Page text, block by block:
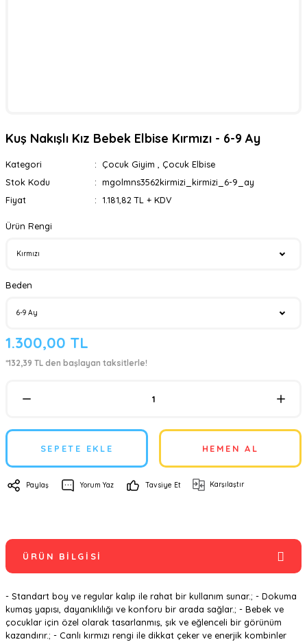
Kuş Nakışlı Kız Bebek Elbise Kırmızı - 6-9 Ay
Kategori Çocuk Giyim
Çocuk Elbise
Stok Kodu
mgolmns3562kirmizi_kirmizi_6-9_ay
Fiyat
1.181,82 TL + KDV
Ürün Rengi
Beden
1.300,00 TL
*132,39 TL den başlayan taksitlerle!
SEPETE EKLE HEMEN AL
Paylaş Yorum Yaz Tavsiye Et Karşılaştır
ÜRÜN BILGISI
- Standart boy ve regular kalıp ile rahat bir kullanım sunar.; - Dokuma
kumaş yapısı, dayanıklılığı ve konforu bir arada sağlar.; - Bebek ve
çocuklar için özel olarak tasarlanmış, şık ve eğlenceli bir görünüm
kazandırır.; - Canlı kırmızı rengi ile dikkat çeker ve enerjik kombinler